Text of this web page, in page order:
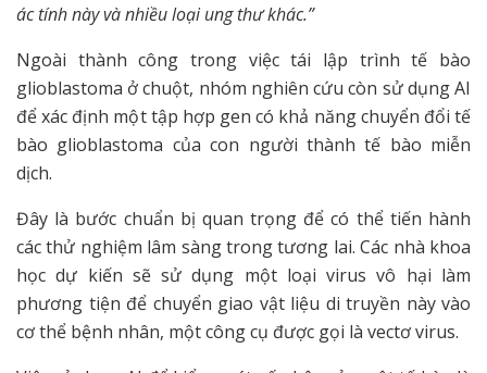
ác tính này và nhiều loại ung thư khác.”
Ngoài thành công trong việc tái lập trình tế bào
glioblastoma ở chuột, nhóm nghiên cứu còn sử dụng AI
để xác định một tập hợp gen có khả năng chuyển đổi tế
bào glioblastoma của con người thành tế bào miễn
dịch.
Đây là bước chuẩn bị quan trọng để có thể tiến hành
các thử nghiệm lâm sàng trong tương lai. Các nhà khoa
học dự kiến sẽ sử dụng một loại virus vô hại làm
phương tiện để chuyển giao vật liệu di truyền này vào
cơ thể bệnh nhân, một công cụ được gọi là vectơ virus.